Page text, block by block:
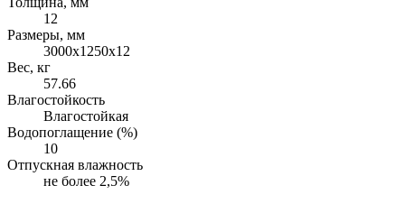
12
Размеры, мм
3000х1250х12
Вес, кг
57.66
Влагостойкость
Влагостойкая
Водопоглащение (%)
10
Отпускная влажность
не более 2,5%